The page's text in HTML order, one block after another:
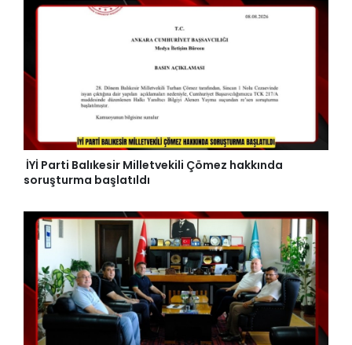
İYİ Parti Balıkesir Milletvekili Çömez hakkında
soruşturma başlatıldı